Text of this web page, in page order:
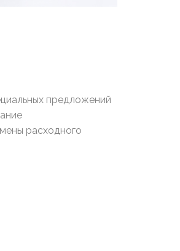
предложений
расходного